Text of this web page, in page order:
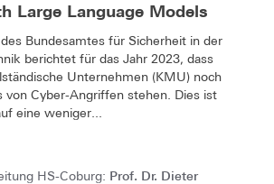
Large Language Models
Bundesamtes für Sicherheit in der
berichtet für das Jahr 2023, dass
Unternehmen (KMU) noch
von Cyber-Angriffen stehen. Dies ist
eine weniger...
HS-Coburg: Prof. Dr. Dieter